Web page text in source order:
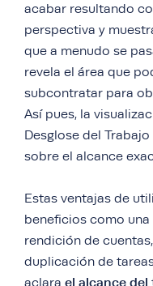
acabar resultando
perspectiva y
que a menudo se
revela el área que
subcontratar para
Así pues, la
Desglose del
sobre el alcance
Estas ventajas de
beneficios como
rendición de
duplicación de
aclara el alcance del